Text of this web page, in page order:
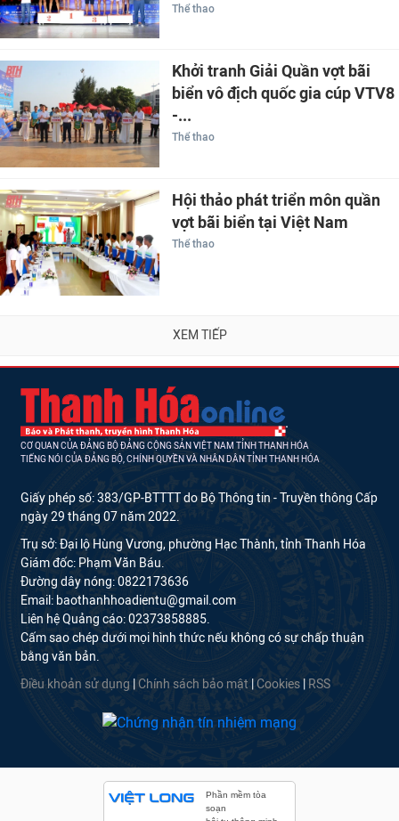
Thể thao
Khởi tranh Giải Quần vợt bãi
biển vô địch quốc gia cúp VTV8
-...
Thể thao
Hội thảo phát triển môn quần
vợt bãi biển tại Việt Nam
Thể thao
XEM TIẾP
CƠ QUAN CỦA ĐẢNG BỘ ĐẢNG CỘNG SẢN VIỆT NAM TỈNH THANH HÓA
TIẾNG NÓI CỦA ĐẢNG BỘ, CHÍNH QUYỀN VÀ NHÂN DÂN TỈNH THANH HÓA
Giấy phép số: 383/GP-BTTTT do Bộ Thông tin - Truyền thông Cấp
ngày 29 tháng 07 năm 2022.
Trụ sở: Đại lộ Hùng Vương, phường Hạc Thành, tỉnh Thanh Hóa
Giám đốc: Phạm Văn Báu.
Đường dây nóng: 0822173636
Email: baothanhhoadientu@gmail.com
Liên hệ Quảng cáo: 02373858885.
Cấm sao chép dưới mọi hình thức nếu không có sự chấp thuận
bằng văn bản.
Điều khoản sử dụng Chính sách bảo mật Cookies RSS
Phần mềm tòa
soạn